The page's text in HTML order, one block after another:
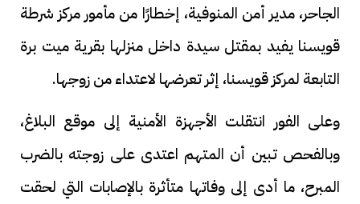
الجاحر، مدير أمن المنوفية، إخطارًا من مأمور مركز شرطة
قويسنا يفيد بمقتل سيدة داخل منزلها بقرية ميت برة
التابعة لمركز قويسنا، إثر تعرضها لاعتداء من زوجها.
وعلى الفور انتقلت الأجهزة الأمنية إلى موقع البلاغ،
وبالفحص تبين أن المتهم اعتدى على زوجته بالضرب
المبرح، ما أدى إلى وفاتها متأثرة بالإصابات التي لحقت